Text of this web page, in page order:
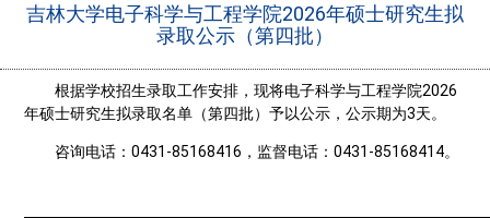
吉林大学电子科学与工程学院2026年硕士研究生拟
录取公示（第四批）
根据学校招生录取工作安排，现将电子科学与工程学院2026
年硕士研究生拟录取名单（第四批）予以公示，公示期为3天。
咨询电话：0431-85168416，监督电话：0431-85168414。